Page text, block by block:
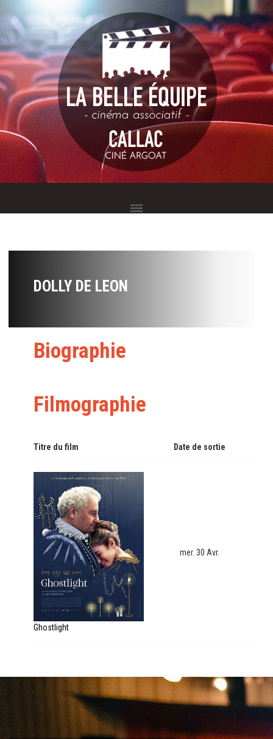
DOLLY DE LEON
Biographie
Filmographie
Titre du film Date de sortie
Ghostlight
mer. 30 Avr.